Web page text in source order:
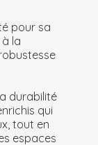
pour sa
la
durabilité
qui
tout en
espaces